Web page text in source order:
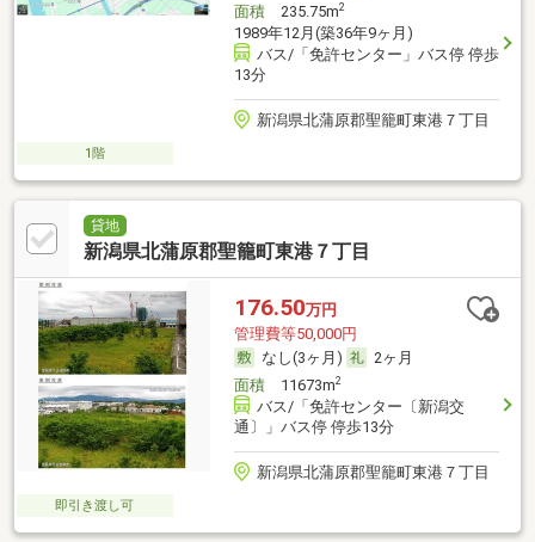
面積235.75m2
1989年12月(築36年9ヶ月)
バス/「免許センター」バス停 停歩
13分
新潟県北蒲原郡聖籠町東港７丁目
1階
貸地
新潟県北蒲原郡聖籠町東港７丁目
176.50万円
管理費等50,000円
なし(3ヶ月)
2ヶ月
面積11673m2
バス/「免許センター〔新潟交
通〕」バス停 停歩13分
新潟県北蒲原郡聖籠町東港７丁目
即引き渡し可